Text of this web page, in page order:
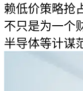
赖低价策略抢
不只是为一个
半导体等计谋